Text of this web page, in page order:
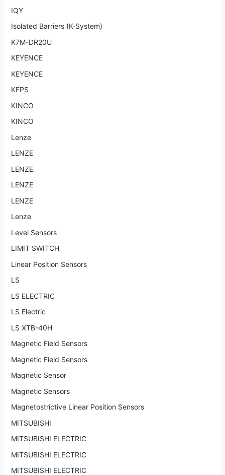
IQY
Isolated Barriers (K-System)
K7M-DR20U
KEYENCE
KEYENCE
KFPS
KINCO
KINCO
Lenze
LENZE
LENZE
LENZE
LENZE
Lenze
Level Sensors
LIMIT SWITCH
Linear Position Sensors
LS
LS ELECTRIC
LS Electric
LS XTB-40H
Magnetic Field Sensors
Magnetic Field Sensors
Magnetic Sensor
Magnetic Sensors
Magnetostrictive Linear Position Sensors
MITSUBISHI
MITSUBISHI ELECTRIC
MITSUBISHI ELECTRIC
MITSUBISHI ELECTRIC